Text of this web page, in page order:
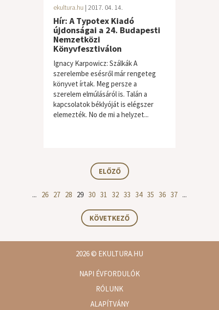
ekultura.hu | 2017. 04. 14.
Hír: A Typotex Kiadó
újdonságai a 24. Budapesti
Nemzetközi
Könyvfesztiválon
Ignacy Karpowicz: Szálkák A
szerelembe esésről már rengeteg
könyvet írtak. Meg persze a
szerelem elmúlásáról is. Talán a
kapcsolatok béklyóját is elégszer
elemezték. No de mi a helyzet...
ELŐZŐ
... 26 27 28 29 30 31 32 33 34 35 36 37 ...
KÖVETKEZŐ
2026© EKULTURA.HU
NAPI ÉVFORDULÓK
RÓLUNK
ALAPÍTVÁNY